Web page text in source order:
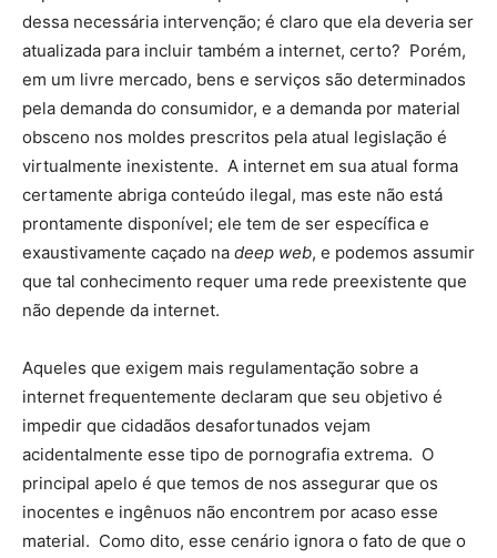
dessa necessária intervenção; é claro que ela deveria ser
atualizada para incluir também a internet, certo? Porém,
em um livre mercado, bens e serviços são determinados
pela demanda do consumidor, e a demanda por material
obsceno nos moldes prescritos pela atual legislação é
virtualmente inexistente. A internet em sua atual forma
certamente abriga conteúdo ilegal, mas este não está
prontamente disponível; ele tem de ser específica e
exaustivamente caçado na deep web, e podemos assumir
que tal conhecimento requer uma rede preexistente que
não depende da internet.
Aqueles que exigem mais regulamentação sobre a
internet frequentemente declaram que seu objetivo é
impedir que cidadãos desafortunados vejam
acidentalmente esse tipo de pornografia extrema. O
principal apelo é que temos de nos assegurar que os
inocentes e ingênuos não encontrem por acaso esse
material. Como dito, esse cenário ignora o fato de que o